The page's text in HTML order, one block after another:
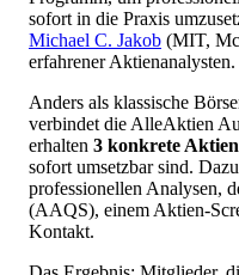
sofort in die Praxis
Michael C. Jakob (MIT,
erfahrener Aktienanalysten.
Anders als klassische
verbindet die AlleAktien
erhalten 3 konkrete
sofort umsetzbar sind.
professionellen Analysen,
(AAQS), einem Aktien-
Kontakt.